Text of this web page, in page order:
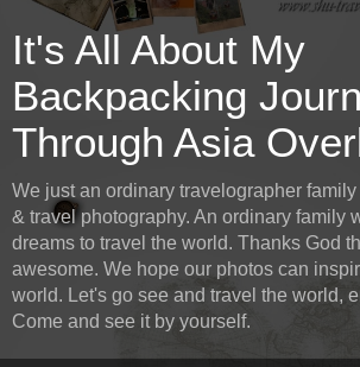
It's All About My
Backpacking
Through Asia
We just an ordinary travelographer
& travel photography. An ordinary family
dreams to travel the world. Thanks God
awesome. We hope our photos can
world. Let's go see and travel the world,
Come and see it by yourself.